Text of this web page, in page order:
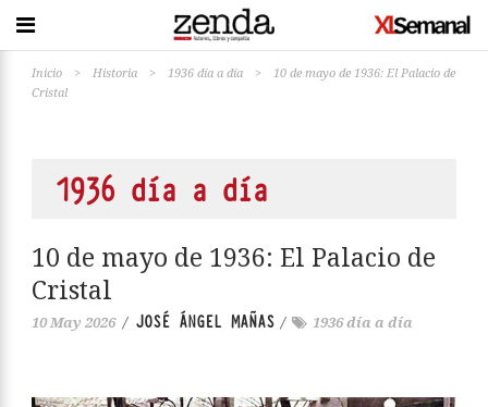
Inicio > Historia > 1936 día a día >
10 de mayo de 1936: El Palacio de
Cristal
1936 día a día
10 de mayo de 1936: El Palacio de
Cristal
10 May 2026 / JOSÉ ÁNGEL MAÑAS / 1936 día a día